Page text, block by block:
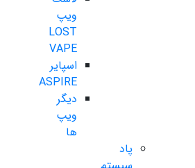
ویپ
LOST
VAPE
اسپایر
ASPIRE
دیگر
ویپ
ها
پاد